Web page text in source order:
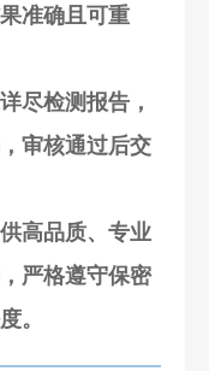
准确且可重
尽检测报告，
审核通过后交
高品质、专业
严格遵守保密
。